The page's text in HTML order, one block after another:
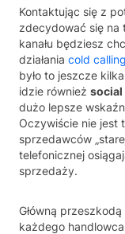
Kontaktując się z
zdecydować się na
kanału będziesz
działania cold calling
było to jeszcze
idzie również social
dużo lepsze
Oczywiście nie jest
sprzedawców
telefonicznej
sprzedaży.
Główną
każdego